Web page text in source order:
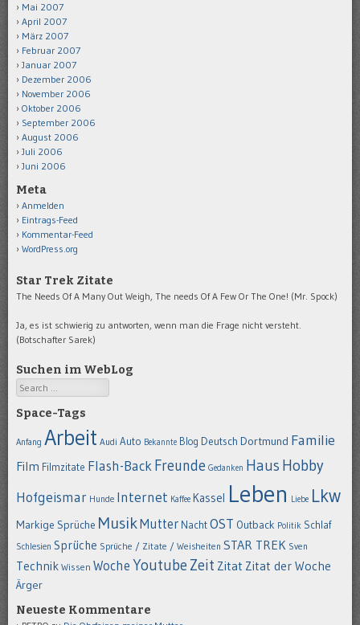
Mai 2007
April 2007
März 2007
Februar 2007
Januar 2007
Dezember 2006
November 2006
Oktober 2006
September 2006
August 2006
Juli 2006
Juni 2006
Meta
Anmelden
Eintrags-Feed
Kommentar-Feed
WordPress.org
Star Trek Zitate
The Needs Of A Many Out Weigh, The needs Of A Few Or The One! (Mr. Spock)
Ja, es ist schwierig zu antworten, wenn man die Frage nicht versteht.
(Botschafter Sarek)
Suchen im WebLog
Search
Space-Tags
Anfang Arbeit Audi Auto Bekannte Blog Deutsch Dortmund Familie
Film Filmzitate Flash-BackFreunde Gedanken Haus Hobby
Hofgeismar Hunde Internet Kaffee Kassel Leben Liebe Lkw
Markige Sprüche MusikMutter NachtOST Outback Politik Schlaf
Schlesien Sprüche Sprüche / Zitate / Weisheiten STAR TREK Sven
Technik Wissen Woche Youtube Zeit Zitat Zitat der Woche
Ärger
Neueste Kommentare